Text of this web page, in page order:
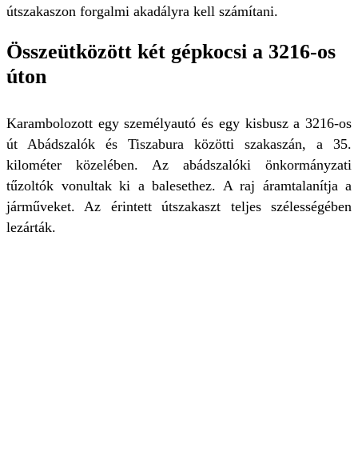
útszakaszon forgalmi akadályra kell számítani.
Összeütközött két gépkocsi a 3216-os
úton
Karambolozott egy személyautó és egy kisbusz a 3216-os
út Abádszalók és Tiszabura közötti szakaszán, a 35.
kilométer közelében. Az abádszalóki önkormányzati
tűzoltók vonultak ki a balesethez. A raj áramtalanítja a
járműveket. Az érintett útszakaszt teljes szélességében
lezárták.